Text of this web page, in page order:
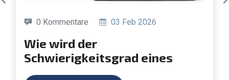
0 Kommentare 03 Feb 2026
Wie wird der
Schwierigkeitsgrad eines
Sudokus bestimmt?